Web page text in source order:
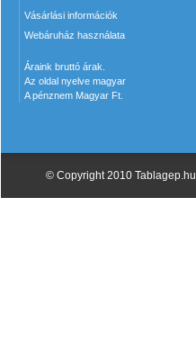
Vásárlási információk
Webáruház használata
Áraink bruttó árak.
Az oldal nyelve magyar
A pénznem Magyar Ft.
© Copyright 2010